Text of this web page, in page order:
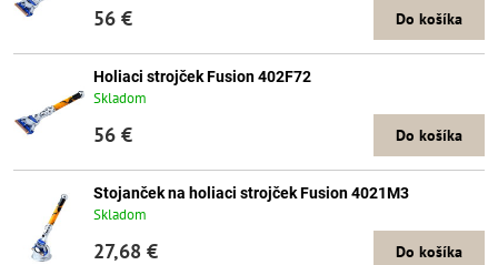
56 € Do košíka
Holiaci strojček Fusion 402F72
Skladom
56 € Do košíka
Stojanček na holiaci strojček Fusion 4021M3
Skladom
27,68 € Do košíka